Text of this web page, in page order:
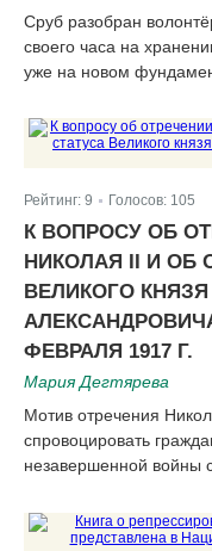
Сруб разобран
своего часа на
уже на новом
Рейтинг: 9 Голосов: 105
К ВОПРОСУ ОБ
НИКОЛАЯ II И ОБ
ВЕЛИКОГО
ФЕВРАЛЯ 1917 Г.
Мария Дегтярева
Мотив отречения
спровоцировать
незавершенной войны